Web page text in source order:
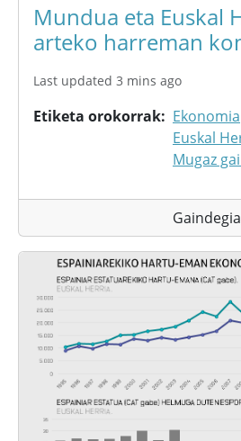
Mundua eta Euskal
arteko harreman
Last updated 3 mins ago
Etiketa orokorrak
Ekonomia
Euskal
Mugaz